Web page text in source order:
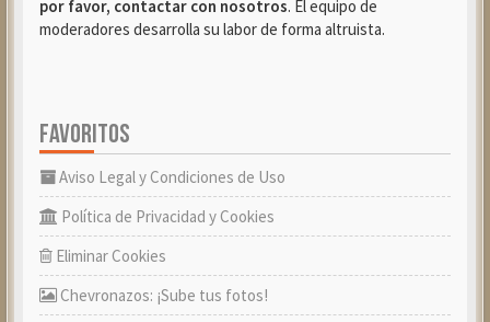
por favor, contactar con nosotros. El equipo de
moderadores desarrolla su labor de forma altruista.
FAVORITOS
Aviso Legal y Condiciones de Uso
Política de Privacidad y Cookies
Eliminar Cookies
Chevronazos: ¡Sube tus fotos!